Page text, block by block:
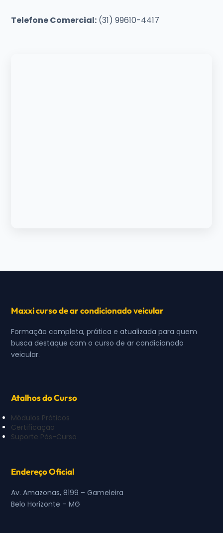
Telefone Comercial: (31) 99610-4417
Maxxi curso de ar condicionado veicular
Formação completa, prática e atualizada para quem
busca destaque com o curso de ar condicionado
veicular.
Atalhos do Curso
Módulos Práticos
Certificação
Suporte Pós-Curso
Endereço Oficial
Av. Amazonas, 8199 – Gameleira
Belo Horizonte – MG